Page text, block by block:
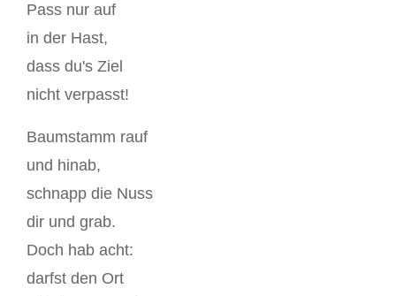
Pass nur auf
in der Hast,
dass du's Ziel
nicht verpasst!
Baumstamm rauf
und hinab,
schnapp die Nuss
dir und grab.
Doch hab acht:
darfst den Ort